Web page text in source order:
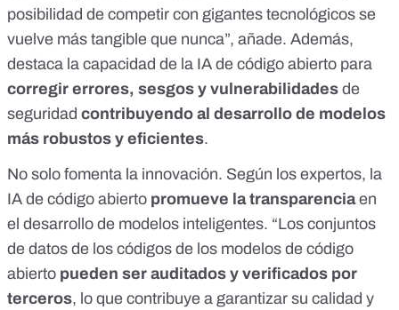
posibilidad de competir con gigantes tecnológicos se
vuelve más tangible que nunca”, añade. Además,
destaca la capacidad de la IA de código abierto para
corregir errores, sesgos y vulnerabilidades de
seguridad contribuyendo al desarrollo de modelos
más robustos y eficientes.
No solo fomenta la innovación. Según los expertos, la
IA de código abierto promueve la transparenciaen
el desarrollo de modelos inteligentes. “Los conjuntos
de datos de los códigos de los modelos de código
abierto pueden ser auditados y verificados por
terceros, lo que contribuye a garantizar su calidad y